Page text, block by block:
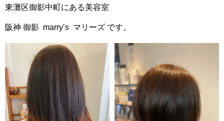
東灘区御影中町にある美容室
阪神 御影 marry’s マリーズ です。